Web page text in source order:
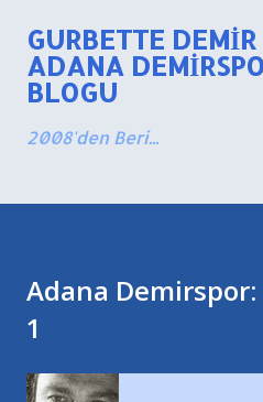
Ana
GURBETTE
ADANA
BLOGU
2008'den Beri...
Adana
1